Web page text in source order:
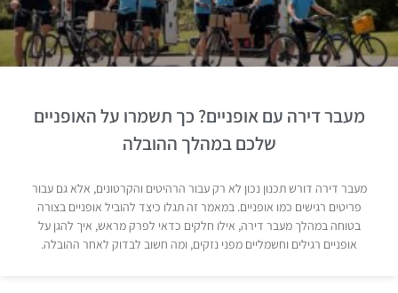
מעבר דירה עם אופניים? כך תשמרו על האופניים
שלכם במהלך ההובלה
מעבר דירה דורש תכנון נכון לא רק עבור הרהיטים והקרטונים, אלא גם עבור
פריטים רגישים כמו אופניים. במאמר זה תגלו כיצד להוביל אופניים בצורה
בטוחה במהלך מעבר דירה, אילו חלקים כדאי לפרק מראש, איך להגן על
אופניים רגילים וחשמליים מפני נזקים, ומה חשוב לבדוק לאחר ההובלה.